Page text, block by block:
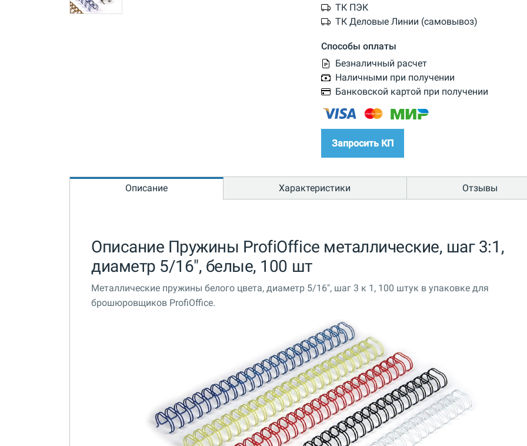
ТК ПЭК
ТК Деловые Линии (самовывоз)
Способы оплаты
Безналичный расчет
Наличными при получении
Банковской картой при получении
Запросить КП
Описание Характеристики Отзывы
Описание Пружины ProfiOffice металлические, шаг 3:1,
диаметр 5/16", белые, 100 шт
Металлические пружины белого цвета, диаметр 5/16", шаг 3 к 1, 100 штук в упаковке для
брошюровщиков ProfiOffice.